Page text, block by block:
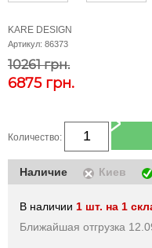
KARE DESIGN
Артикул: 86373
10261 грн.
6875 грн.
Количество:
Наличие Киев
В наличии 1 шт. на 1
Ближайшая отгрузка